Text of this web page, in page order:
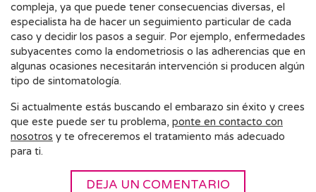
compleja, ya que puede tener consecuencias diversas, el
especialista ha de hacer un seguimiento particular de cada
caso y decidir los pasos a seguir. Por ejemplo, enfermedades
subyacentes como la endometriosis o las adherencias que en
algunas ocasiones necesitarán intervención si producen algún
tipo de sintomatología.
Si actualmente estás buscando el embarazo sin éxito y crees
que este puede ser tu problema, ponte en contacto con
nosotros y te ofreceremos el tratamiento más adecuado
para ti.
DEJA UN COMENTARIO